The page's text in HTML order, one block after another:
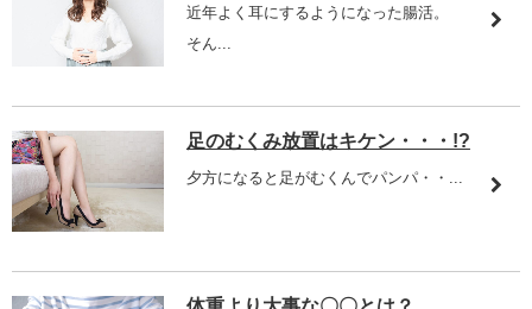
近年よく耳にするようになった腸活。
そん...
足のむくみ放置はキケン・・・!?
夕方になると足がむくんでパンパ・・...